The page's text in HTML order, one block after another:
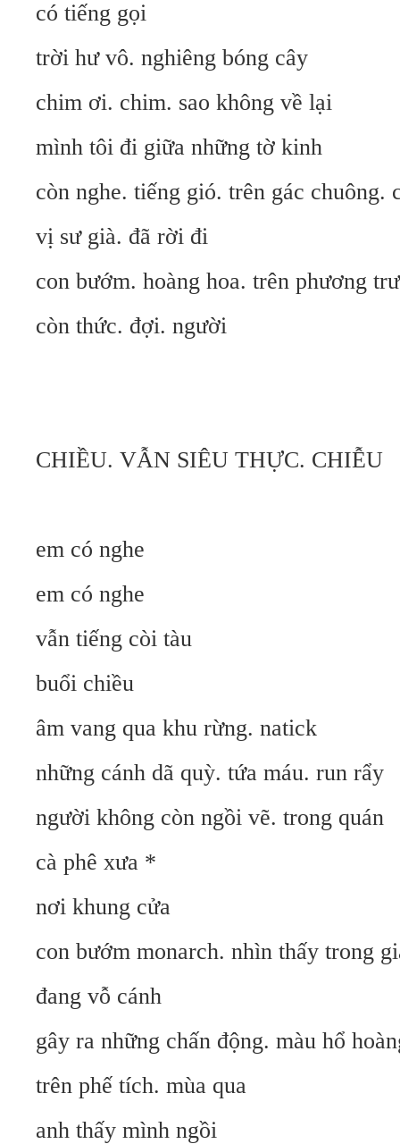
có tiếng gọi
trời hư vô. nghiêng bóng cây
chim ơi. chim. sao không về lại
mình tôi đi giữa những tờ kinh
còn nghe. tiếng gió. trên gác chuông.
vị sư già. đã rời đi
con bướm. hoàng hoa. trên phương
còn thức. đợi. người
CHIỀU. VẪN SIÊU THỰC. CHIỄU
em có nghe
em có nghe
vẫn tiếng còi tàu
buổi chiều
âm vang qua khu rừng. natick
những cánh dã quỳ. tứa máu. run rẩy
người không còn ngồi vẽ. trong quán
cà phê xưa *
nơi khung cửa
con bướm monarch. nhìn thấy trong
đang vỗ cánh
gây ra những chấn động. màu hổ
trên phế tích. mùa qua
anh thấy mình ngồi